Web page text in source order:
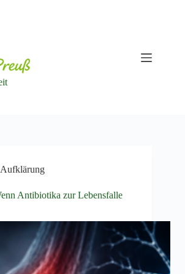
Antibiotika zur Lebensfalle